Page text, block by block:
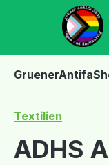
Hauptinhalt
Zur Suche springen
Zur
Textilien
ADHS